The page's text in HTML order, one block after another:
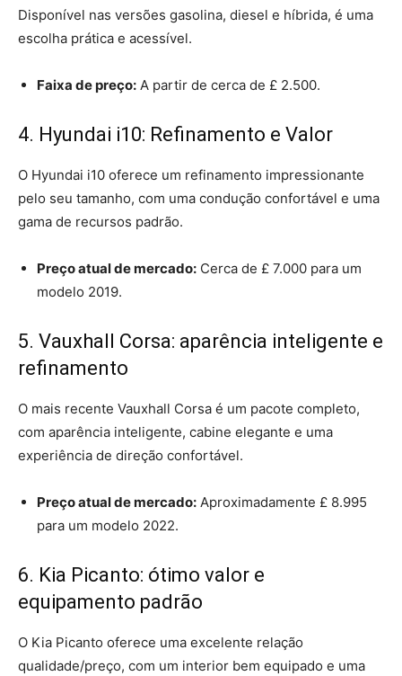
Disponível nas versões gasolina, diesel e híbrida, é uma
escolha prática e acessível.
Faixa de preço: A partir de cerca de £ 2.500.
4. Hyundai i10: Refinamento e Valor
O Hyundai i10 oferece um refinamento impressionante
pelo seu tamanho, com uma condução confortável e uma
gama de recursos padrão.
Preço atual de mercado: Cerca de £ 7.000 para um
modelo 2019.
5. Vauxhall Corsa: aparência inteligente e
refinamento
O mais recente Vauxhall Corsa é um pacote completo,
com aparência inteligente, cabine elegante e uma
experiência de direção confortável.
Preço atual de mercado: Aproximadamente £ 8.995
para um modelo 2022.
6. Kia Picanto: ótimo valor e
equipamento padrão
O Kia Picanto oferece uma excelente relação
qualidade/preço, com um interior bem equipado e uma